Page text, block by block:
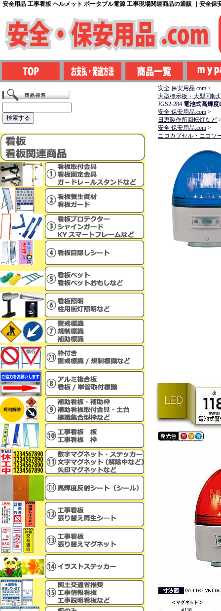
安全用品 工事看板 ヘルメット ポータブル電源 工事現場関連商品の通販 ｜安全保
安全 保安用品.com >
大型標示板・大型回転
JGS2-284 電池式高輝
安全 保安用品.com >
日恵製作所回転灯など
安全 保安用品.com >
ニコカプセル・ニコソ